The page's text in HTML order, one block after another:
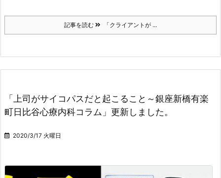
記事を読む 「クライアントが ...
「上司がサイコパスだと起こること～銀座新橋有楽
町日比谷心療内科コラム」更新しました。
2020/3/17 火曜日